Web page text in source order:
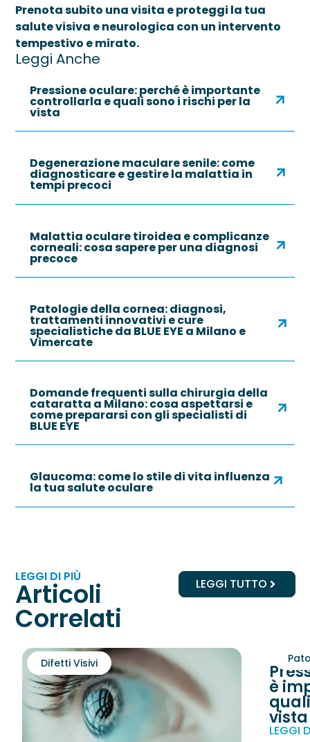
Prenota subito una visita e proteggi la tua
salute visiva e neurologica con un intervento
tempestivo e mirato.
Leggi Anche
Pressione oculare: perché è importante
controllarla e quali sono i rischi per la
vista
Degenerazione maculare senile: come
diagnosticare e gestire la malattia in
tempi precoci
Malattia oculare tiroidea e complicanze
corneali: cosa sapere per una diagnosi
precoce
Patologie della cornea: diagnosi,
trattamenti innovativi e cure
specialistiche da BLUE EYE a Milano e
Vimercate
Domande frequenti sulla chirurgia della
cataratta a Milano: cosa aspettarsi e
come prepararsi con gli specialisti di
BLUE EYE
Glaucoma: come lo stile di vita influenza
la tua salute oculare
LEGGI DI PIÙ
Articoli
Correlati
LEGGI TUTTO
Difetti Visivi
è
vista
LEGGI